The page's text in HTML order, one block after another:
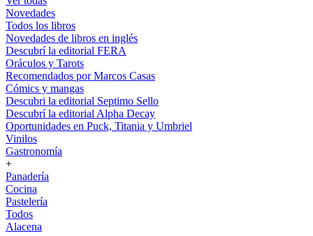
Novedades
Todos los libros
Novedades de libros en inglés
Descubrí la editorial FERA
Oráculos y Tarots
Recomendados por Marcos Casas
Cómics y mangas
Descubri la editorial Septimo Sello
Descubrí la editorial Alpha Decay
Oportunidades en Puck, Titania y Umbriel
Vinilos
Gastronomía
+
Panadería
Cocina
Pastelería
Todos
Alacena